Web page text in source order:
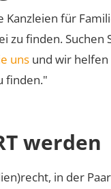
Kanzleien für
zu finden.
uns und wir helfen
finden."
werden
in der